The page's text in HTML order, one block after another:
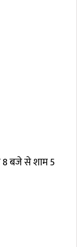
बजे से शाम 5